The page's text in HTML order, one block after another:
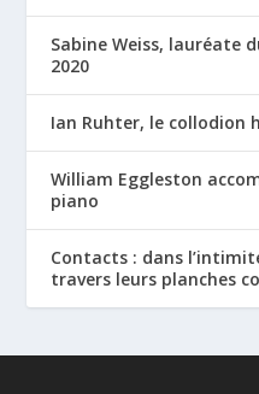
Sabine Weiss, lauréate
2020
Ian Ruhter, le collodion
William Eggleston
piano
Contacts : dans
travers leurs planches